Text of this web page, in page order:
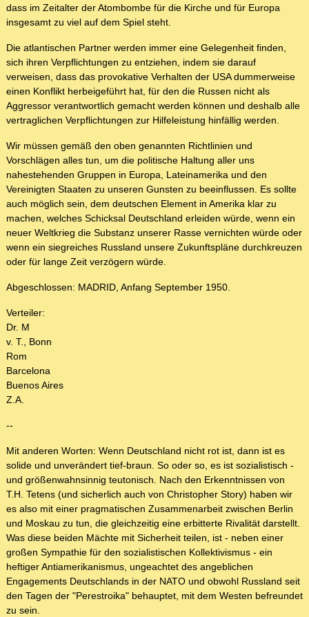
dass im Zeitalter der Atombombe für die Kirche und für Europa
insgesamt zu viel auf dem Spiel steht.
Die atlantischen Partner werden immer eine Gelegenheit finden,
sich ihren Verpflichtungen zu entziehen, indem sie darauf
verweisen, dass das provokative Verhalten der USA dummerweise
einen Konflikt herbeigeführt hat, für den die Russen nicht als
Aggressor verantwortlich gemacht werden können und deshalb alle
vertraglichen Verpflichtungen zur Hilfeleistung hinfällig werden.
Wir müssen gemäß den oben genannten Richtlinien und
Vorschlägen alles tun, um die politische Haltung aller uns
nahestehenden Gruppen in Europa, Lateinamerika und den
Vereinigten Staaten zu unseren Gunsten zu beeinflussen. Es sollte
auch möglich sein, dem deutschen Element in Amerika klar zu
machen, welches Schicksal Deutschland erleiden würde, wenn ein
neuer Weltkrieg die Substanz unserer Rasse vernichten würde oder
wenn ein siegreiches Russland unsere Zukunftspläne durchkreuzen
oder für lange Zeit verzögern würde.
Abgeschlossen: MADRID, Anfang September 1950.
Verteiler:
Dr. M
v. T., Bonn
Rom
Barcelona
Buenos Aires
Z.A.
--
Mit anderen Worten: Wenn Deutschland nicht rot ist, dann ist es
solide und unverändert tief-braun. So oder so, es ist sozialistisch -
und größenwahnsinnig teutonisch. Nach den Erkenntnissen von
T.H. Tetens (und sicherlich auch von Christopher Story) haben wir
es also mit einer pragmatischen Zusammenarbeit zwischen Berlin
und Moskau zu tun, die gleichzeitig eine erbitterte Rivalität darstellt.
Was diese beiden Mächte mit Sicherheit teilen, ist - neben einer
großen Sympathie für den sozialistischen Kollektivismus - ein
heftiger Antiamerikanismus, ungeachtet des angeblichen
Engagements Deutschlands in der NATO und obwohl Russland seit
den Tagen der "Perestroika" behauptet, mit dem Westen befreundet
zu sein.